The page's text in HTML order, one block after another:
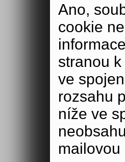
Ano,
cookie
stranou
ve
rozsahu
níže ve